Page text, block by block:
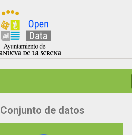
Conjunto de datos